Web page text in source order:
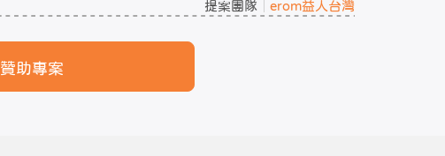
提案團隊
erom益人台灣
贊助專案